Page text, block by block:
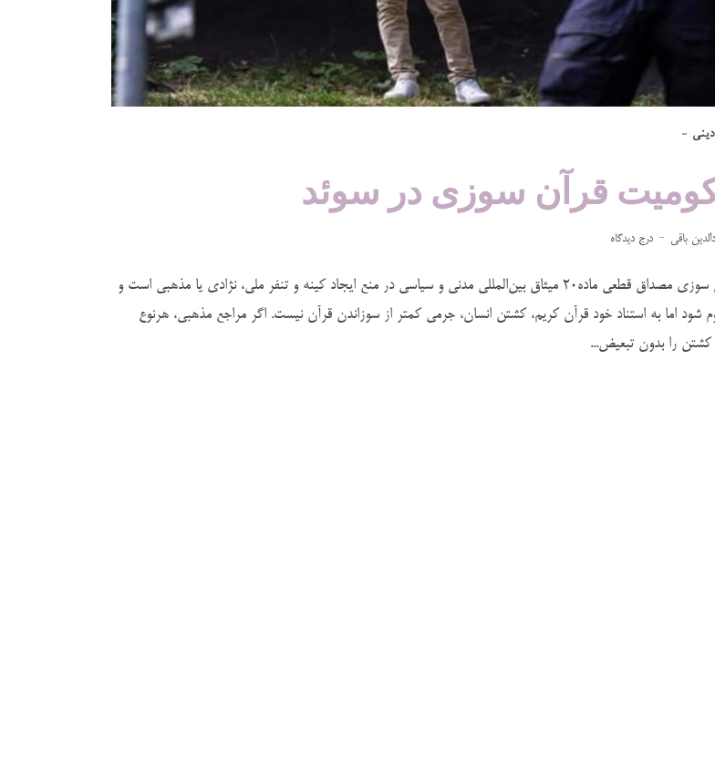
دینی
قرآن سوزی در سوئد
باقی درج دیدگاه
✍️ قرآن سوزی مصداق قطعی ماده۲۰ میثاق بین‌المللی مدنی و سیاسی در منع ایجاد کینه و تنفر ملی، نژادی یا مذهبی است و
شود اما به استناد خود قرآن کریم، کشتن انسان، جرمی کمتر از سوزاندن قرآن نیست. اگر مراجع مذهبی، هرنوع
را بدون تبعیض...